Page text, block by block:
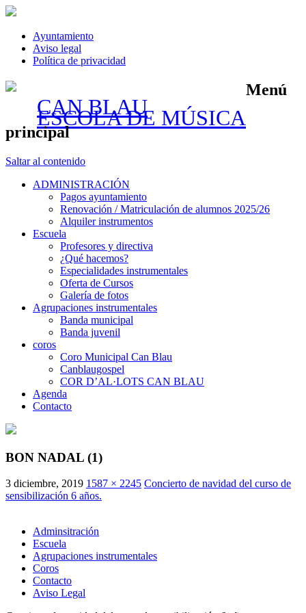
Ayuntamiento
Aviso legal
Política de privacidad
CAN BLAU
ESCOLA DE MÚSICA
Menú
principal
Saltar al contenido
ADMINISTRACIÓN
Pagos ayuntamiento
Renovación / Matriculación de alumnos 2025/26
Alquiler instrumentos
Escuela
Profesores y directiva
¿Qué hacemos?
Especialidades instrumentales
Oferta de Cursos
Galería de fotos
Agrupaciones instrumentales
Banda municipal
Banda juvenil
coros
Coro Municipal Can Blau
Canblaugospel
COR D’AL·LOTS CAN BLAU
Agenda
Contacto
BON NADAL (1)
3 diciembre, 2019 1587 × 2245 Concierto de navidad del curso de
sensibilización 6 años.
Adminsitración
Escuela
Agrupaciones instrumentales
Coros
Contacto
Aviso Legal